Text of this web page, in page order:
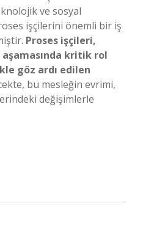
ve sosyal
işçilerini önemli bir iş
Proses işçileri,
kritik rol
göz ardı edilen
bu mesleğin evrimi,
değişimlerle